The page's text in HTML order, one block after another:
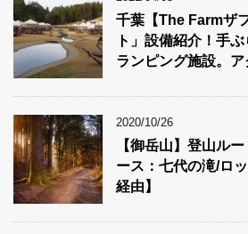
千葉【The Farmザ
ト」設備紹介！手
ランピング施設。ア
2020/10/26
【御岳山】登山ル
ース：七代の滝/ロ
経由】